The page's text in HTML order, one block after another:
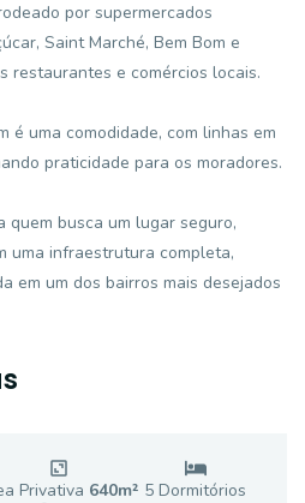
por supermercados
Saint Marché, Bem Bom e
restaurantes e comércios locais.
é uma comodidade, com linhas em
praticidade para os moradores.
quem busca um lugar seguro,
uma infraestrutura completa,
em um dos bairros mais desejados
Privativa 640m² 5 Dormitórios